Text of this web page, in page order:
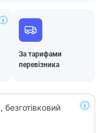
За тарифами
перевізника